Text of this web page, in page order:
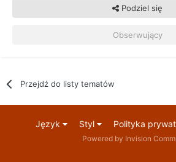
Podziel się
Obserwujący
Przejdź do listy tematów
Język Styl Polityka
Powered by Invision